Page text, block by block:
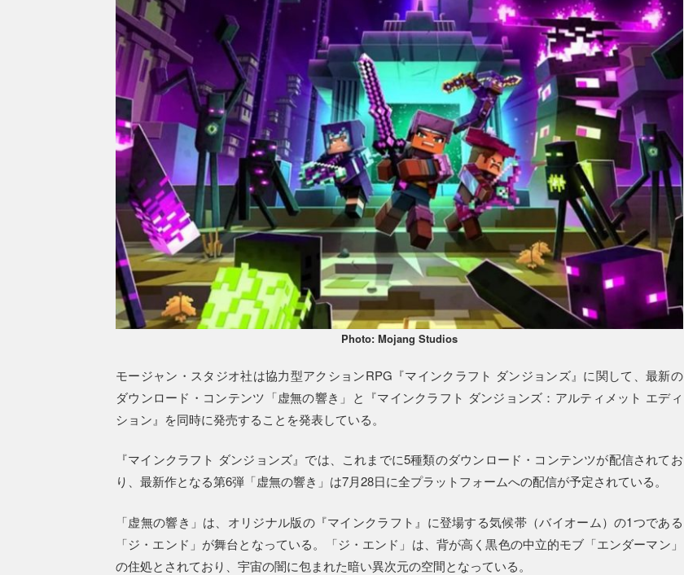
Photo: Mojang Studios
モージャン・スタジオ社は協力型アクションRPG『マインクラフト ダンジョンズ』に関して、最新の
ダウンロード・コンテンツ「虚無の響き」と『マインクラフト ダンジョンズ：アルティメット エディ
ション』を同時に発売することを発表している。
『マインクラフト ダンジョンズ』では、これまでに5種類のダウンロード・コンテンツが配信されてお
り、最新作となる第6弾「虚無の響き」は7月28日に全プラットフォームへの配信が予定されている。
「虚無の響き」は、オリジナル版の『マインクラフト』に登場する気候帯（バイオーム）の1つである
「ジ・エンド」が舞台となっている。「ジ・エンド」は、背が高く黒色の中立的モブ「エンダーマン」
の住処とされており、宇宙の闇に包まれた暗い異次元の空間となっている。